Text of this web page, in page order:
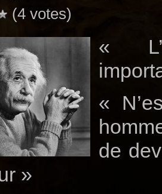
(4 votes)
«
«
de
»